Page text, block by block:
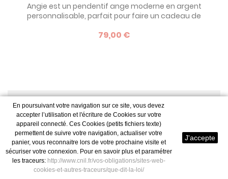
Angie est un pendentif ange moderne en argent
personnalisable, parfait pour faire un cadeau de
médailles ange, classiques ou modernes, imaginées par
79,00 €
Résultats 1 - 24 sur 24.
UNE MÉDAILLE POUR UN PETIT
ANGE
Certainesmédailles angesreprennent les peintures de
En poursuivant votre navigation sur ce site, vous devez
accepter l’utilisation et l'écriture de Cookies sur votre
appareil connecté. Ces Cookies (petits fichiers texte)
permettent de suivre votre navigation, actualiser votre
panier, vous reconnaitre lors de votre prochaine visite et
sécuriser votre connexion. Pour en savoir plus et paramétrer
les traceurs: http://www.cnil.fr/vos-obligations/sites-web-
cookies-et-autres-traceurs/que-dit-la-loi/
J'accepte